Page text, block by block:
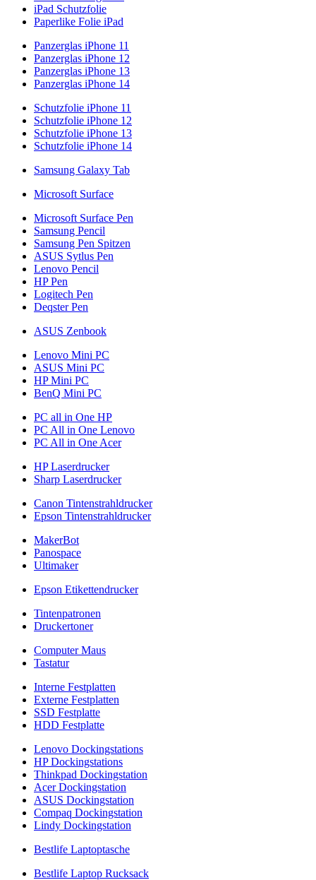
iPad Schutzfolie
Paperlike Folie iPad
Panzerglas iPhone 11
Panzerglas iPhone 12
Panzerglas iPhone 13
Panzerglas iPhone 14
Schutzfolie iPhone 11
Schutzfolie iPhone 12
Schutzfolie iPhone 13
Schutzfolie iPhone 14
Samsung Galaxy Tab
Microsoft Surface
Microsoft Surface Pen
Samsung Pencil
Samsung Pen Spitzen
ASUS Sytlus Pen
Lenovo Pencil
HP Pen
Logitech Pen
Deqster Pen
ASUS Zenbook
Lenovo Mini PC
ASUS Mini PC
HP Mini PC
BenQ Mini PC
PC all in One HP
PC All in One Lenovo
PC All in One Acer
HP Laserdrucker
Sharp Laserdrucker
Canon Tintenstrahldrucker
Epson Tintenstrahldrucker
MakerBot
Panospace
Ultimaker
Epson Etikettendrucker
Tintenpatronen
Druckertoner
Computer Maus
Tastatur
Interne Festplatten
Externe Festplatten
SSD Festplatte
HDD Festplatte
Lenovo Dockingstations
HP Dockingstations
Thinkpad Dockingstation
Acer Dockingstation
ASUS Dockingstation
Compaq Dockingstation
Lindy Dockingstation
Bestlife Laptoptasche
Bestlife Laptop Rucksack